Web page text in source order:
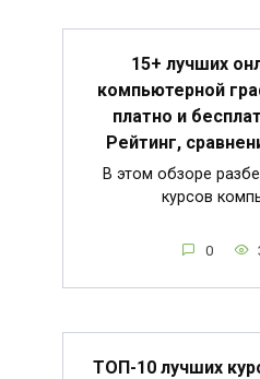
15+ лучших
компьютерной
платно и
Рейтинг,
В этом обзоре
курсов
0
ТОП-10 лучших